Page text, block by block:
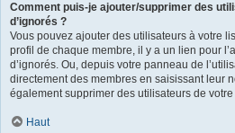
Comment puis-je ajouter/supprimer des
d’ignorés ?
Vous pouvez ajouter des utilisateurs à votre
profil de chaque membre, il y a un lien pour
d’ignorés. Ou, depuis votre panneau de
directement des membres en saisissant leur
également supprimer des utilisateurs de
Haut